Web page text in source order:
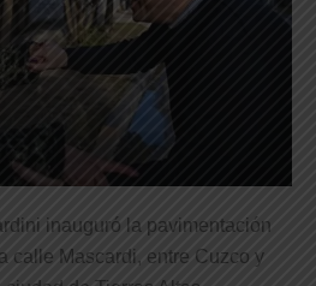
inauguró la pavimentación
calle Mascardi, entre Cuzco y